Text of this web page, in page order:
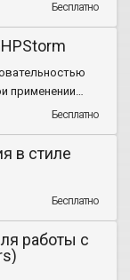
Бесплатно
Бесплатно
в стиле
Бесплатно
работы с